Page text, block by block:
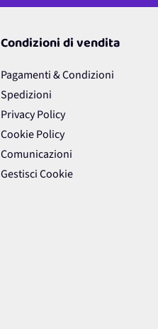
Condizioni di vendita
Pagamenti & Condizioni
Spedizioni
Privacy Policy
Cookie Policy